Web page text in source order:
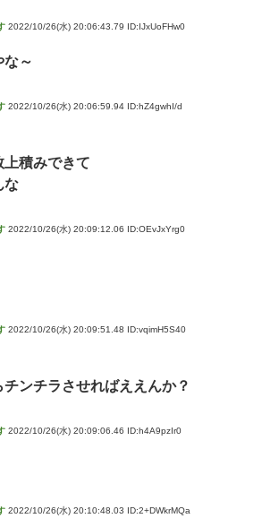
2022/10/26(水) 20:06:43.79 ID:IJxUoFHw0
な～
2022/10/26(水) 20:06:59.94 ID:hZ4gwhI/d
上積みできて
な
2022/10/26(水) 20:09:12.06 ID:OEvJxYrg0
2022/10/26(水) 20:09:51.48 ID:vqimH5S40
チンチラさせればええんか？
2022/10/26(水) 20:09:06.46 ID:h4A9pzIr0
2022/10/26(水) 20:10:48.03 ID:2+DWkrMQa